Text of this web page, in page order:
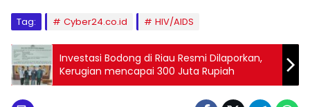
Tag: Cyber24.co.id HIV/AIDS
Investasi Bodong di Riau Resmi Dilaporkan,
Kerugian mencapai 300 Juta Rupiah